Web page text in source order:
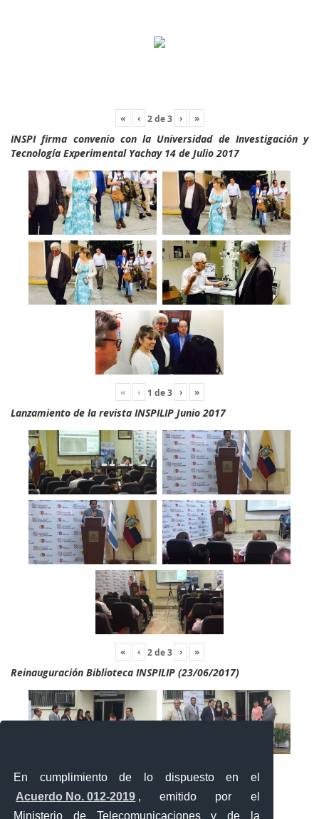
En cumplimiento de lo dispuesto en el
Acuerdo No. 012-2019 , emitido por el
Ministerio de Telecomunicaciones y de la
« ‹ 2de3 › »
INSPI firma convenio con la Universidad de Investigación y
Tecnología Experimental Yachay 14 de Julio 2017
« ‹ 1 de3 › »
Lanzamiento de la revista INSPILIP Junio 2017
« ‹ 2de3 › »
Reinauguración Biblioteca INSPILIP (23/06/2017)